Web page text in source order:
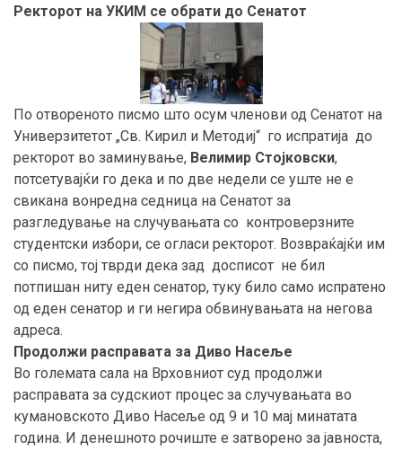
Ректорот на УКИМ се обрати до Сенатот
По отвореното писмо што осум членови од Сенатот на
Универзитетот „Св. Кирил и Методиј“ го испратија до
ректорот во заминување, Велимир Стојковски,
потсетувајќи го дека и по две недели се уште не е
свикана вонредна седница на Сенатот за
разгледување на случувањата со контроверзните
студентски избори, се огласи ректорот. Возвраќајќи им
со писмо, тој тврди дека зад досписот не бил
потпишан ниту еден сенатор, туку било само испратено
од еден сенатор и ги негира обвинувањата на негова
адреса.
Продолжи расправата за Диво Насеље
Во големата сала на Врховниот суд продолжи
расправата за судскиот процес за случувањата во
кумановското Диво Насеље од 9 и 10 мај минатата
година. И денешното рочиште е затворено за јавноста,